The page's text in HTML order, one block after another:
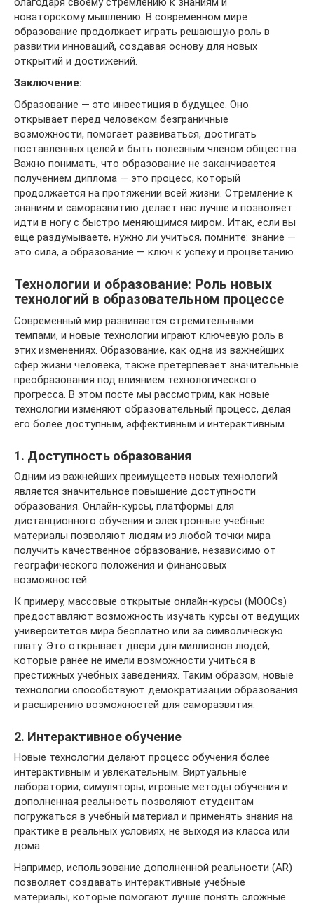
новаторскому мышлению. В современном мире
образование продолжает играть решающую роль в
развитии инноваций, создавая основу для новых
открытий и достижений.
Заключение:
Образование — это инвестиция в будущее. Оно
открывает перед человеком безграничные
возможности, помогает развиваться, достигать
поставленных целей и быть полезным членом общества.
Важно понимать, что образование не заканчивается
получением диплома — это процесс, который
продолжается на протяжении всей жизни. Стремление к
знаниям и саморазвитию делает нас лучше и позволяет
идти в ногу с быстро меняющимся миром. Итак, если вы
еще раздумываете, нужно ли учиться, помните: знание —
это сила, а образование — ключ к успеху и процветанию.
Технологии и образование: Роль новых
технологий в образовательном процессе
Современный мир развивается стремительными
темпами, и новые технологии играют ключевую роль в
этих изменениях. Образование, как одна из важнейших
сфер жизни человека, также претерпевает значительные
преобразования под влиянием технологического
прогресса. В этом посте мы рассмотрим, как новые
технологии изменяют образовательный процесс, делая
его более доступным, эффективным и интерактивным.
1. Доступность образования
Одним из важнейших преимуществ новых технологий
является значительное повышение доступности
образования. Онлайн-курсы, платформы для
дистанционного обучения и электронные учебные
материалы позволяют людям из любой точки мира
получить качественное образование, независимо от
географического положения и финансовых
возможностей.
К примеру, массовые открытые онлайн-курсы (MOOCs)
предоставляют возможность изучать курсы от ведущих
университетов мира бесплатно или за символическую
плату. Это открывает двери для миллионов людей,
которые ранее не имели возможности учиться в
престижных учебных заведениях. Таким образом, новые
технологии способствуют демократизации образования
и расширению возможностей для саморазвития.
2. Интерактивное обучение
Новые технологии делают процесс обучения более
интерактивным и увлекательным. Виртуальные
лаборатории, симуляторы, игровые методы обучения и
дополненная реальность позволяют студентам
погружаться в учебный материал и применять знания на
практике в реальных условиях, не выходя из класса или
дома.
Например, использование дополненной реальности (AR)
позволяет создавать интерактивные учебные
материалы, которые помогают лучше понять сложные